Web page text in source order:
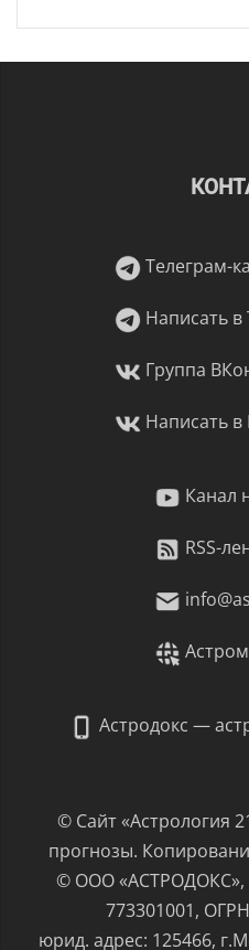
Телеграм-
Написать в
Группа
Написать в
Канал
RSS-
Астродокс —
© Сайт «Астрология
прогнозы.
© ООО «АСТРОДОКС»,
773301001,
юрид. адрес: 125466,